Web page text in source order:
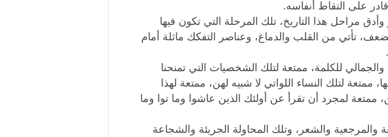
قادر على التقاط أنفاسه.
مراحل هذا التاريخ، تلك المرحلة التي تكون فيها
تأتي من القلب والدماغ، وعناصر التفكك ماثلة أمام
والجمالي للكلمة، ممتعة لتلك الشخصيات التي تمنحنا
ممتعة لتلك النساء اللواتي لا شبيه لهن، ممتعة لهذا
ممتعة لمجرد أن تقرأ عن أولئك الذين عاشوا وما توا وما
والمرجعية والشعر، وتلك المحاولة الجريئة والشجاعة